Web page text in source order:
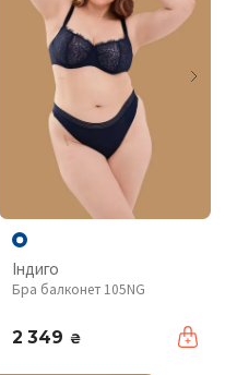
Індиго
Бра балконет 105NG
2 349 ₴